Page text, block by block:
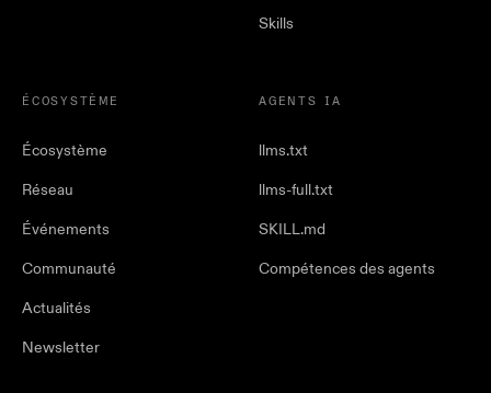
Skills
ÉCOSYSTÈME
Écosystème
Réseau
Événements
Communauté
Actualités
Newsletter
AGENTS IA
llms.txt
llms-full.txt
SKILL.md
Compétences des agents